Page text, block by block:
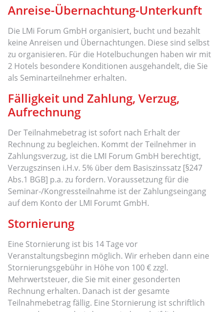
Anreise-Übernachtung-Unterkunft
Die LMi Forum GmbH organisiert, bucht und bezahlt
keine Anreisen und Übernachtungen. Diese sind selbst
zu organisieren. Für die Hotelbuchungen haben wir mit
2 Hotels besondere Konditionen ausgehandelt, die Sie
als Seminarteilnehmer erhalten.
Fälligkeit und Zahlung, Verzug,
Aufrechnung
Der Teilnahmebetrag ist sofort nach Erhalt der
Rechnung zu begleichen. Kommt der Teilnehmer in
Zahlungsverzug, ist die LMI Forum GmbH berechtigt,
Verzugszinsen i.H.v. 5% über dem Basiszinssatz [§247
Abs.1 BGB] p.a. zu fordern. Voraussetzung für die
Seminar-/Kongressteilnahme ist der Zahlungseingang
auf dem Konto der LMI Forumt GmbH.
Stornierung
Eine Stornierung ist bis 14 Tage vor
Veranstaltungsbeginn möglich. Wir erheben dann eine
Stornierungsgebühr in Höhe von 100 € zzgl.
Mehrwertsteuer, die Sie mit einer gesonderten
Rechnung erhalten. Danach ist der gesamte
Teilnahmebetrag fällig. Eine Stornierung ist schriftlich